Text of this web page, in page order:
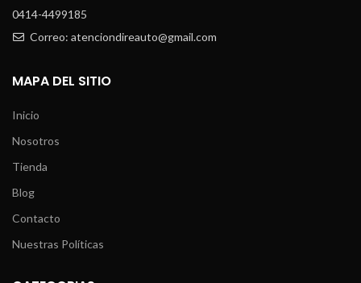
0414-4499185
Correo: atenciondireauto@gmail.com
MAPA DEL SITIO
Inicio
Nosotros
Tienda
Blog
Contacto
Nuestras Políticas